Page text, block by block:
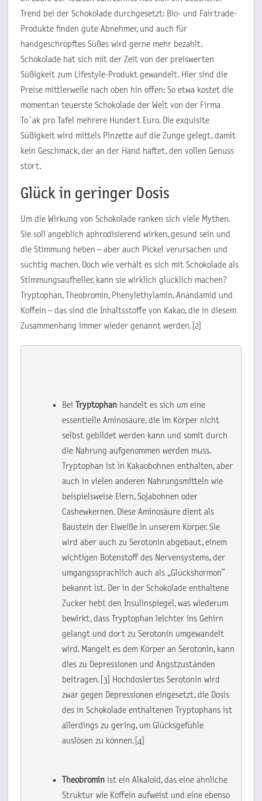
Trend bei der Schokolade durchgesetzt: Bio- und Fairtrade-
Produkte finden gute Abnehmer, und auch für
handgeschröpftes Süßes wird gerne mehr bezahlt.
Schokolade hat sich mit der Zeit von der preiswerten
Süßigkeit zum Lifestyle-Produkt gewandelt. Hier sind die
Preise mittlerweile nach oben hin offen: So etwa kostet die
momentan teuerste Schokolade der Welt von der Firma
To`ak pro Tafel mehrere Hundert Euro. Die exquisite
Süßigkeit wird mittels Pinzette auf die Zunge gelegt, damit
kein Geschmack, der an der Hand haftet, den vollen Genuss
stört.
Glück in geringer Dosis
Um die Wirkung von Schokolade ranken sich viele Mythen.
Sie soll angeblich aphrodisierend wirken, gesund sein und
die Stimmung heben – aber auch Pickel verursachen und
süchtig machen. Doch wie verhält es sich mit Schokolade als
Stimmungsaufheller, kann sie wirklich glücklich machen?
Tryptophan, Theobromin, Phenylethylamin, Anandamid und
Koffein – das sind die Inhaltsstoffe von Kakao, die in diesem
Zusammenhang immer wieder genannt werden. [2]
Bei Tryptophan handelt es sich um eine
essentielle Aminosäure, die im Körper nicht
selbst gebildet werden kann und somit durch
die Nahrung aufgenommen werden muss.
Tryptophan ist in Kakaobohnen enthalten, aber
auch in vielen anderen Nahrungsmitteln wie
beispielsweise Eiern, Sojabohnen oder
Cashewkernen. Diese Aminosäure dient als
Baustein der Eiweiße in unserem Körper. Sie
wird aber auch zu Serotonin abgebaut, einem
wichtigen Botenstoff des Nervensystems, der
umgangssprachlich auch als „Glückshormon“
bekannt ist. Der in der Schokolade enthaltene
Zucker hebt den Insulinspiegel, was wiederum
bewirkt, dass Tryptophan leichter ins Gehirn
gelangt und dort zu Serotonin umgewandelt
wird. Mangelt es dem Körper an Serotonin, kann
dies zu Depressionen und Angstzuständen
beitragen. [3] Hochdosiertes Serotonin wird
zwar gegen Depressionen eingesetzt, die Dosis
des in Schokolade enthaltenen Tryptophans ist
allerdings zu gering, um Glücksgefühle
auslösen zu können. [4]
Theobromin ist ein Alkaloid, das eine ähnliche
Struktur wie Koffein aufweist und eine ebenso